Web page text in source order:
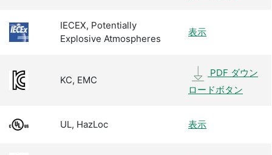
IECEX, Potentially
Explosive Atmospheres
表示
KC, EMC
PDF ダウン
ロードボタン
UL, HazLoc 表示